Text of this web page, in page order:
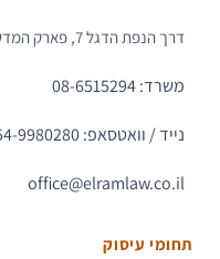
דרך הנפת הדגל 7, פארק המדע (בניין C, קומה 4), נס ציונה
משרד: 08-6515294
נייד / וואטסאפ: 054-9980280
office@elramlaw.co.il
תחומי עיסוק